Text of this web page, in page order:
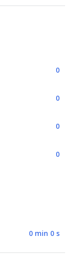
0
0
0
0
0 min 0 s